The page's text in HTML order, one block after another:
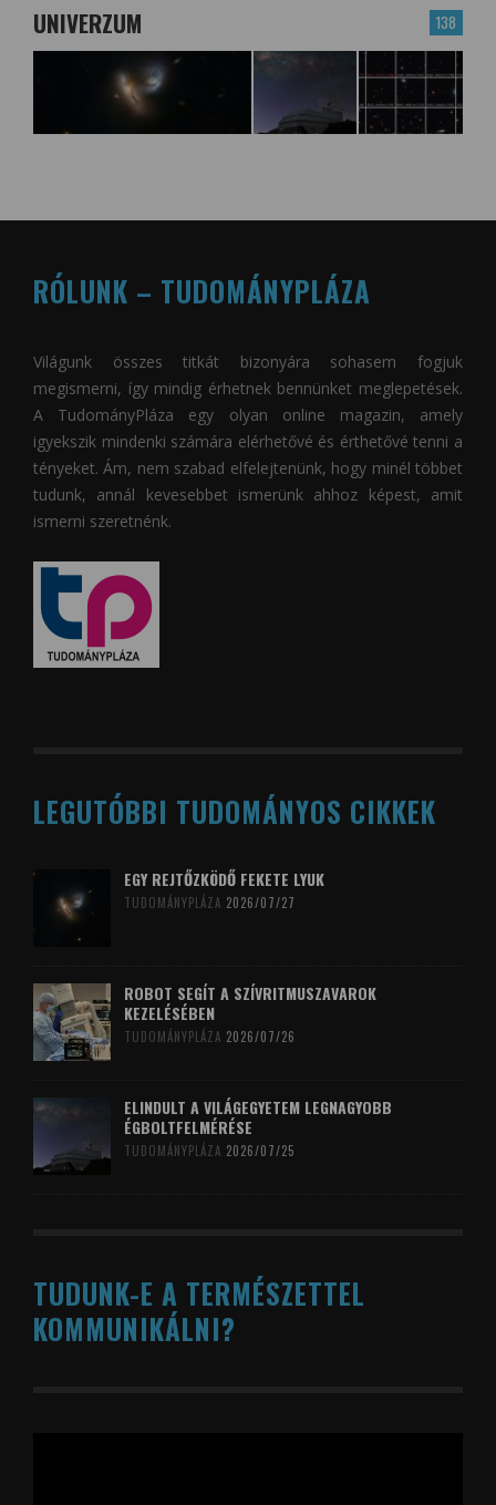
138
UNIVERZUM
RÓLUNK – TUDOMÁNYPLÁZA
Világunk összes titkát bizonyára sohasem fogjuk
megismerni, így mindig érhetnek bennünket meglepetések.
A TudományPláza egy olyan online magazin, amely
igyekszik mindenki számára elérhetővé és érthetővé tenni a
tényeket. Ám, nem szabad elfelejtenünk, hogy minél többet
tudunk, annál kevesebbet ismerünk ahhoz képest, amit
ismerni szeretnénk.
LEGUTÓBBI TUDOMÁNYOS CIKKEK
EGY REJTŐZKÖDŐ FEKETE LYUK
TUDOMÁNYPLÁZA 2026/07/27
ROBOT SEGÍT A SZÍVRITMUSZAVAROK
KEZELÉSÉBEN
TUDOMÁNYPLÁZA 2026/07/26
ELINDULT A VILÁGEGYETEM LEGNAGYOBB
ÉGBOLTFELMÉRÉSE
TUDOMÁNYPLÁZA 2026/07/25
TUDUNK-E A TERMÉSZETTEL
KOMMUNIKÁLNI?